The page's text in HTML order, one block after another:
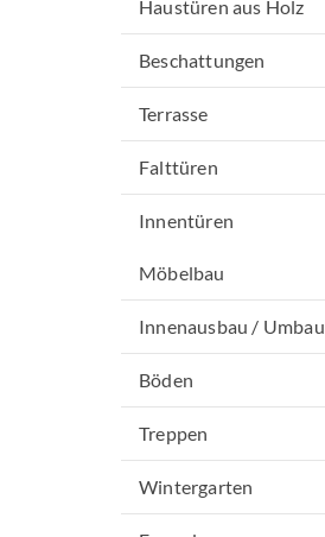
Haustüren aus Holz
Beschattungen
Terrasse
Falttüren
Innentüren
Möbelbau
Innenausbau / Umbau
Böden
Treppen
Wintergarten